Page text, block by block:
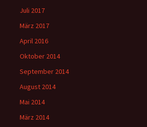
Juli 2017
März 2017
April 2016
Oktober 2014
September 2014
August 2014
Mai 2014
März 2014